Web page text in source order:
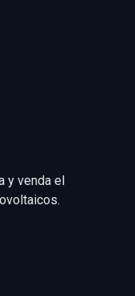
y venda el